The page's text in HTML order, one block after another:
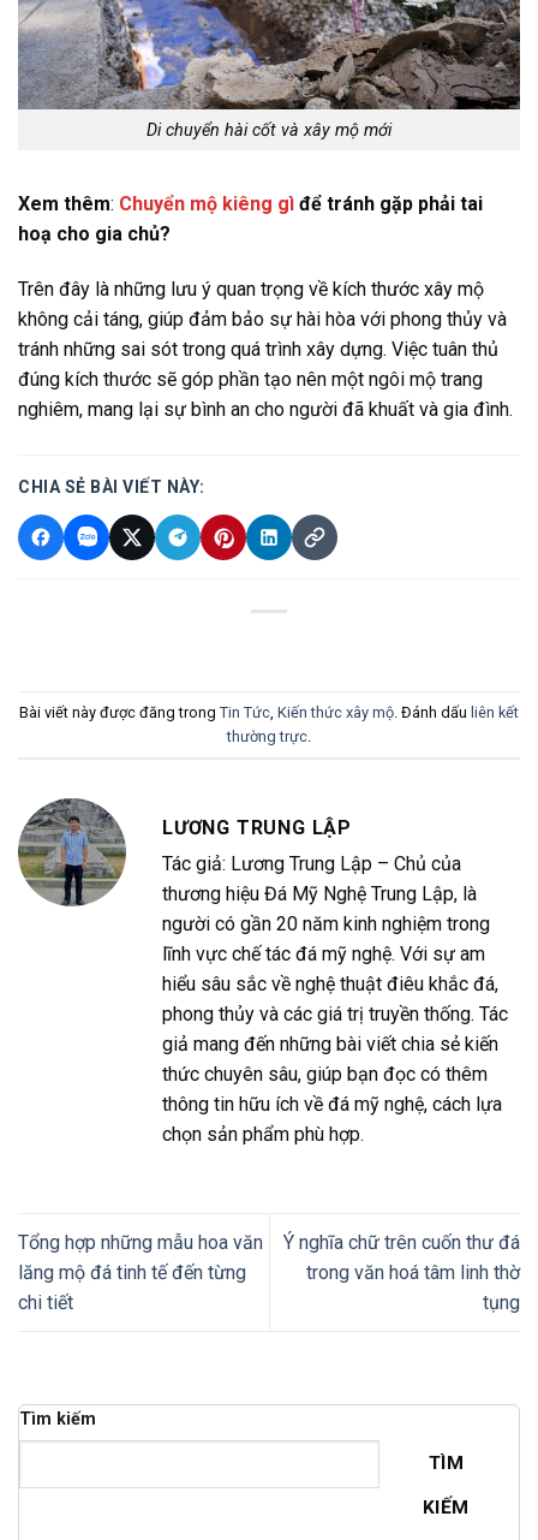
Di chuyển hài cốt và xây mộ mới
Xem thêm: Chuyển mộ kiêng gì để tránh gặp phải tai
hoạ cho gia chủ?
Trên đây là những lưu ý quan trọng về kích thước xây mộ
không cải táng, giúp đảm bảo sự hài hòa với phong thủy và
tránh những sai sót trong quá trình xây dựng. Việc tuân thủ
đúng kích thước sẽ góp phần tạo nên một ngôi mộ trang
nghiêm, mang lại sự bình an cho người đã khuất và gia đình.
CHIA SẺ BÀI VIẾT NÀY:
Bài viết này được đăng trong Tin Tức Kiến thức xây mộ . Đánh dấu liên kết
thường trực
LƯƠNG TRUNG LẬP
Tác giả: Lương Trung Lập – Chủ của
thương hiệu Đá Mỹ Nghệ Trung Lập, là
người có gần 20 năm kinh nghiệm trong
lĩnh vực chế tác đá mỹ nghệ. Với sự am
hiểu sâu sắc về nghệ thuật điêu khắc đá,
phong thủy và các giá trị truyền thống. Tác
giả mang đến những bài viết chia sẻ kiến
thức chuyên sâu, giúp bạn đọc có thêm
thông tin hữu ích về đá mỹ nghệ, cách lựa
chọn sản phẩm phù hợp.
Tổng hợp những mẫu hoa văn
lăng mộ đá tinh tế đến từng
chi tiết
Ý nghĩa chữ trên cuốn thư đá
trong văn hoá tâm linh thờ
tụng
Tìm kiếm
TÌM
KIẾM